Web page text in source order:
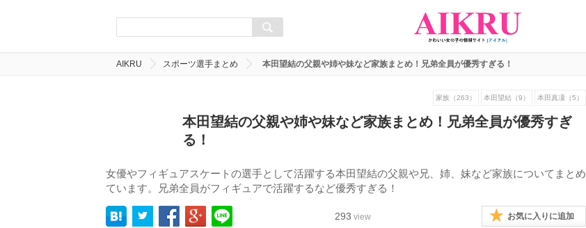
AIKRU スポーツ選手まとめ 本田望結の父親や姉や妹など家族まとめ！兄弟全員が優秀すぎる！
家族（263） 本田望結（9） 本田真凜（5）
本田望結の父親や姉や妹など家族まとめ！兄弟全員が優秀すぎ
る！
女優やフィギュアスケートの選手として活躍する本田望結の父親や兄、姉、妹など家族についてまとめ
ています。兄弟全員がフィギュアで活躍するなど優秀すぎる！
293 view お気に入りに追加